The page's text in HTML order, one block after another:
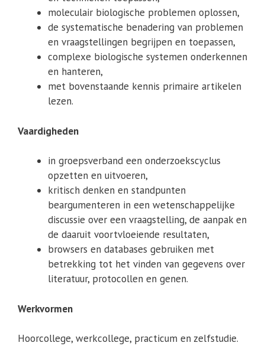
moleculair biologische problemen oplossen,
de systematische benadering van problemen
en vraagstellingen begrijpen en toepassen,
complexe biologische systemen onderkennen
en hanteren,
met bovenstaande kennis primaire artikelen
lezen.
Vaardigheden
in groepsverband een onderzoekscyclus
opzetten en uitvoeren,
kritisch denken en standpunten
beargumenteren in een wetenschappelijke
discussie over een vraagstelling, de aanpak en
de daaruit voortvloeiende resultaten,
browsers en databases gebruiken met
betrekking tot het vinden van gegevens over
literatuur, protocollen en genen.
Werkvormen
Hoorcollege, werkcollege, practicum en zelfstudie.